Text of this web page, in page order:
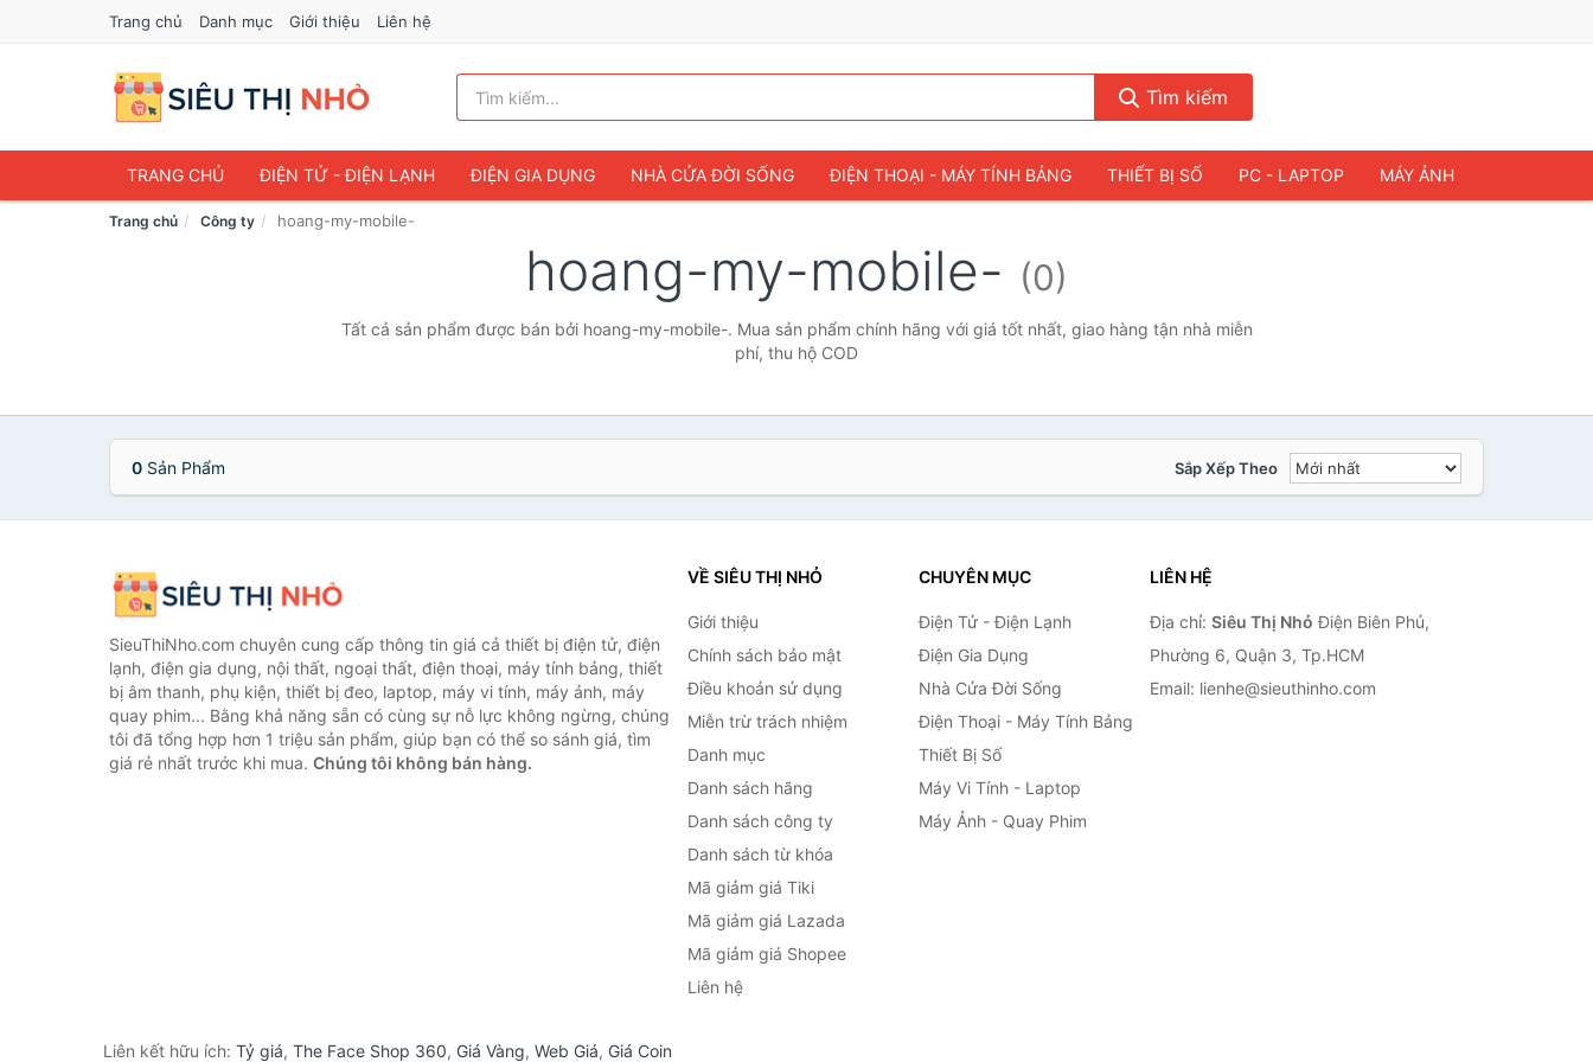
Trang chủ Danh mục Giới thiệu Liên hệ
Tìm kiếm
TRANG CHỦ ĐIỆN TỬ - ĐIỆN LẠNH ĐIỆN GIA DỤNG NHÀ CỬA ĐỜI SỐNG ĐIỆN THOẠI - MÁY TÍNH BẢNG THIẾT BỊ SỐ PC - LAPTOP MÁY ẢNH
Trang chủ Công ty hoang-my-mobile-
hoang-my-mobile- (0)
Tất cả sản phẩm được bán bởi hoang-my-mobile-. Mua sản phẩm chính hãng với giá tốt nhất, giao hàng tận nhà miễn
phí, thu hộ COD
0 Sản Phẩm Sắp Xếp Theo
SieuThiNho.com chuyên cung cấp thông tin giá cả thiết bị điện tử, điện
lạnh, điện gia dụng, nội thất, ngoại thất, điện thoại, máy tính bảng, thiết
bị âm thanh, phụ kiện, thiết bị đeo, laptop, máy vi tính, máy ảnh, máy
quay phim... Bằng khả năng sẵn có cùng sự nỗ lực không ngừng, chúng
tôi đã tổng hợp hơn 1 triệu sản phẩm, giúp bạn có thể so sánh giá, tìm
giá rẻ nhất trước khi mua. Chúng tôi không bán hàng.
VỀ SIÊU THỊ NHỎ
Giới thiệu
Chính sách bảo mật
Điều khoản sử dụng
Miễn trừ trách nhiệm
Danh mục
Danh sách hãng
Danh sách công ty
Danh sách từ khóa
Mã giảm giá Tiki
Mã giảm giá Lazada
Mã giảm giá Shopee
Liên hệ
CHUYÊN MỤC
Điện Tử - Điện Lạnh
Điện Gia Dụng
Nhà Cửa Đời Sống
Điện Thoại - Máy Tính Bảng
Thiết Bị Số
Máy Vi Tính - Laptop
Máy Ảnh - Quay Phim
LIÊN HỆ
Địa chỉ: Siêu Thị Nhỏ Điện Biên Phủ,
Phường 6, Quận 3, Tp.HCM
Email: lienhe@sieuthinho.com
Liên kết hữu ích: Tỷ giá, The Face Shop 360, Giá Vàng, Web Giá, Giá Coin